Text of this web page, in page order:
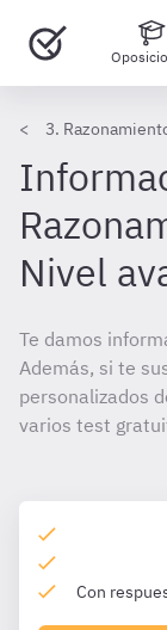
3.
Nivel
Te damos
Además, si te
personalizados
varios test
Con